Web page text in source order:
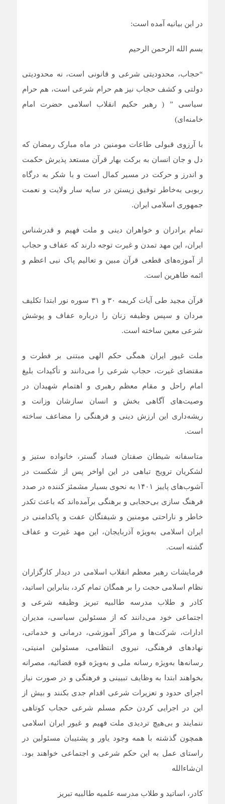
در این بیانیه آمده است:
بسم الله الرحمن الرحیم
“حجاب، محدودیتی شرعی و قانونی است، نه محدودیتی
دولتی و کشف حجاب نیز هم حرام شرعی است، هم حرام
سیاسی ” ( رهبر حکیم انقلاب اسلامی حضرت امام
خامنه‌ای)
با آرزوی قبولی طاعات مومنین در ماه مبارک‌ رمضان که
دل و جان انسان به برکت بهار قرآن مستعد پذیرش حکمت
و اندرز و حرکت در مسیر کمال است و با شکر به درگاه
ربوبی به‌خاطر توفیق زیستن در سایه سار ولایت و نعمت
جمهوری اسلامی ایران.
تمام برادران و خواهران دینی و ملت فهیم و قدرشناس
ایران، این مهد تمدن و غیرت توجه دارند که عفاف و حجاب
از آموزه‌های قطعی قرآن مبین و تعالیم پاک نبی اعظم و
ائمه طاهرین است.
قرآن مجید طی آیات کریمه ۳۰ و ۳۱ سوره نور ابتدا تکلیف
مردان و سپس وظیفه زنان را درباره عفاف و پوشش
شرعی معین ساخته است.
ملت غیور ایران همگی حکم الهی مبتنی بر فطرت و
مقتضای غیرت، حجاب شرعی را می‌دانند و تأکیدات بلیغ
امام راحل و مقام معظم رهبری و اهتمام شهیدان در
وصیت‌های آگاهی بخش و انسان سازشان وزانت و
ریشه‌داری این ارزش دینی و فرهنگی را مضاعف ساخته
است.
متاسفانه شیطان صفتان فساد گستر، خانواده ستیز و
لشکریان ترویج تباهی در این اواخر پس از شکست در
آشوب‌های پاییز ۱۴۰۱ به نحوی بسیار مشمئز کننده در صدد
فرهنگ سازی بی‌حجابی و برهنگی برآمده‌اند که باعث تکدر
خاطر و ناراحتی مومنین و شیفتگان عفت و پاکدامنی در
ایران اسلامی به‌ویژه آذربایجان، این مهد غیرت و عفاف
گشته است.
فرمایشات رهبر معظم انقلاب اسلامی در دیدار کارگزاران
نظام اسلامی حجت را بر همگان تمام کرد، بنابراین اساتید،
کادر و طلاب مدرسه طالبیه تبریز وظیفه شرعی و
اجتماعی خود می‌دانند که از مسئولین سیاسی، مدیران
ادارات، شرکت‌ها و مراکز آموزشی، درمانی و خدماتی،
نهادهای فرهنگی، نیروی انتظامی، مسئولین امنیتی،
رسانه‌ها به‌ویژه رسانه ملی و به‌ویژه قوه قضائیه، مصرانه
بخواهند ابتدا به وظایف تبیینی و فرهنگی و در صورت نیاز
اجرای حدود و تعزیرات شرعی اقدام جدی بکنند و بیش از
این در اجرایی کردن حکم مسلم شرعی حجاب کوتاهی
ننمایند و بی‌هیچ تردیدی ملت فهیم و غیور ایران اسلامی
همچون گذشته با همه وجود یاور و پشتیبان مسئولین در
راستای عمل به این حکم شرعی و اجتماعی خواهند بود.
ان‌شاء‌الله
کادر، اساتید و طلاب مدرسه علمیه طالبیه تبریز